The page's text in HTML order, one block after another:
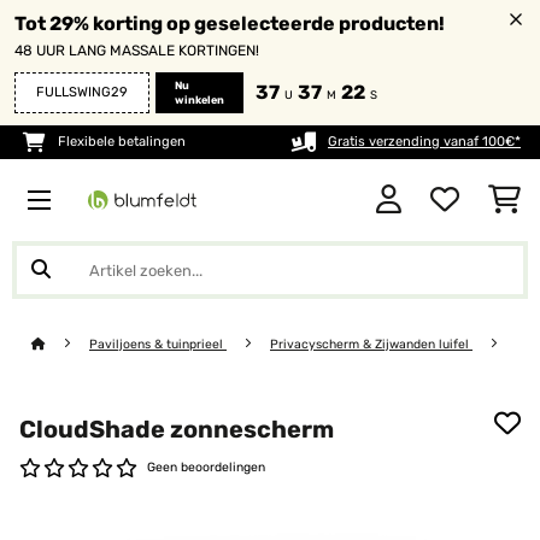
Tot 29% korting op geselecteerde producten!
48 UUR LANG MASSALE KORTINGEN!
FULLSWING29
Nu
winkelen
37 U 37 M 22 S
Flexibele betalingen Gratis verzending vanaf 100€*
Paviljoens & tuinprieel Privacyscherm & Zijwanden luifel
CloudShade zonnescherm
Geen beoordelingen